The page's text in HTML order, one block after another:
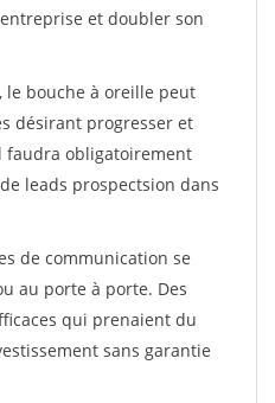
et doubler son
le bouche à oreille peut
désirant progresser et
faudra obligatoirement
leads prospectsion dans
de communication se
au porte à porte. Des
qui prenaient du
sans garantie